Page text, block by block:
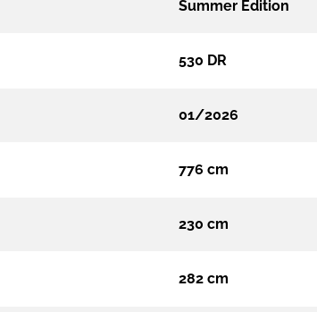
Summer Edition
530 DR
01/2026
776 cm
230 cm
282 cm